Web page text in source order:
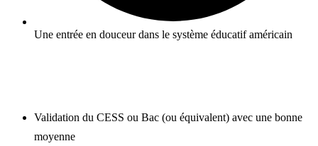
Une entrée en douceur dans le système éducatif américain
Validation du CESS ou Bac (ou équivalent) avec une bonne
moyenne